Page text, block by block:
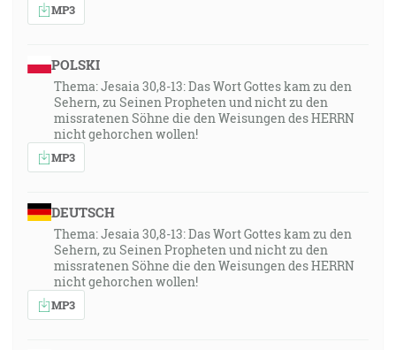
MP3
POLSKI
Thema: Jesaia 30,8-13: Das Wort Gottes kam zu den
Sehern, zu Seinen Propheten und nicht zu den
missratenen Söhne die den Weisungen des HERRN
nicht gehorchen wollen!
MP3
DEUTSCH
Thema: Jesaia 30,8-13: Das Wort Gottes kam zu den
Sehern, zu Seinen Propheten und nicht zu den
missratenen Söhne die den Weisungen des HERRN
nicht gehorchen wollen!
MP3